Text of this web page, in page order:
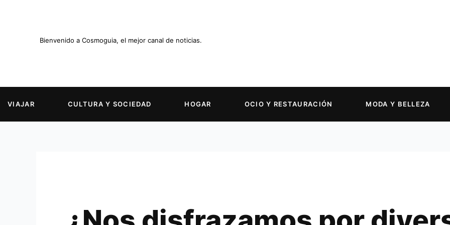
Bienvenido a Cosmoguia, el mejor canal de noticias.
VIAJAR CULTURA Y SOCIEDAD HOGAR OCIO Y RESTAURACIÓN MODA Y BELLEZA